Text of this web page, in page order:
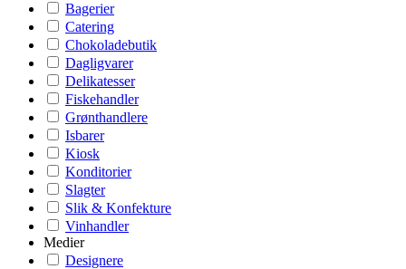
Bagerier
Catering
Chokoladebutik
Dagligvarer
Delikatesser
Fiskehandler
Grønthandlere
Isbarer
Kiosk
Konditorier
Slagter
Slik & Konfekture
Vinhandler
Medier
Designere